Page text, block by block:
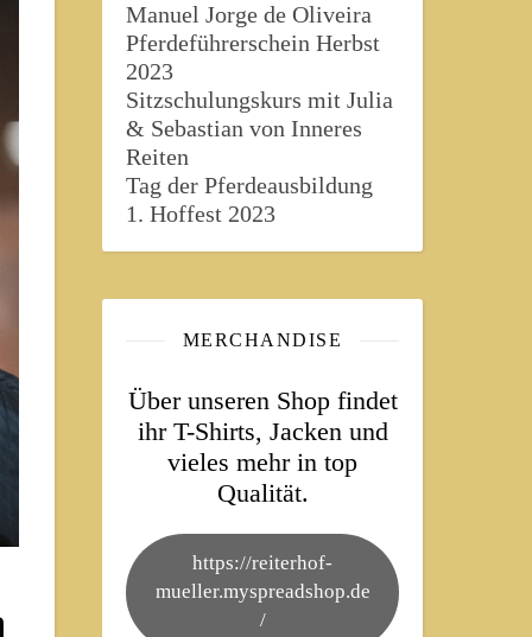
Manuel Jorge de Oliveira
Pferdeführerschein Herbst
2023
Sitzschulungskurs mit Julia
& Sebastian von Inneres
Reiten
Tag der Pferdeausbildung
1. Hoffest 2023
MERCHANDISE
Über unseren Shop findet
ihr T-Shirts, Jacken und
vieles mehr in top
Qualität.
https://reiterhof-
mueller.myspreadshop.de
/